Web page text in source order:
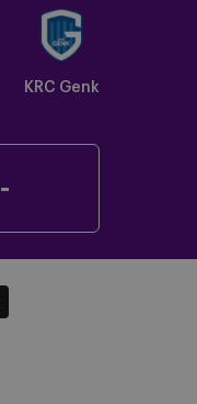
KRC Genk
-